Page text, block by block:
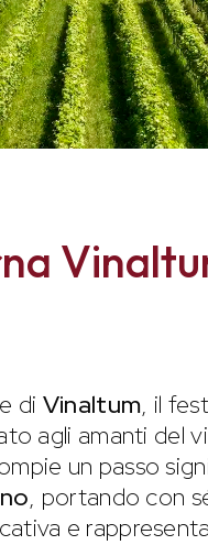
di Vinaltum, il
agli amanti del
un passo
, portando con
e